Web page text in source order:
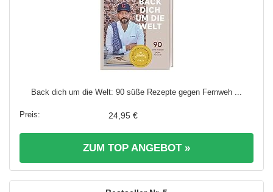
Back dich um die Welt: 90 süße Rezepte gegen Fernweh ...
24,95 €
ZUM TOP ANGEBOT »